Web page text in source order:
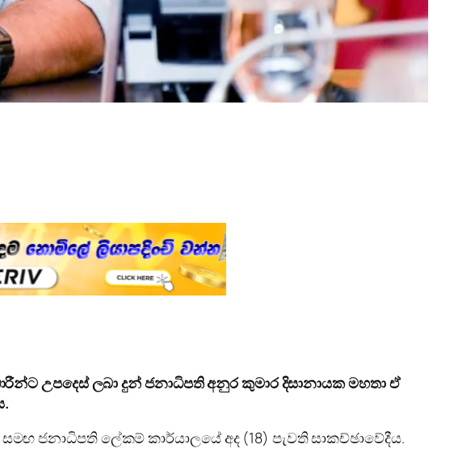
උපදෙස් ලබා දුන් ජනාධිපති අනුර කුමාර දිසානායක මහතා ඒ
ජනාධිපති ලේකම් කාර්යාලයේ අද (18) පැවති සාකච්ඡාවේදීය.